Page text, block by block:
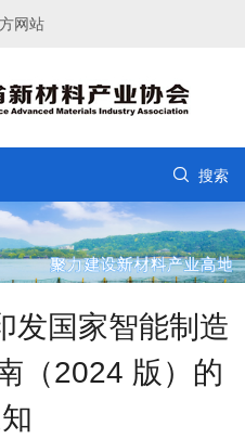
网站
 搜索
发国家智能制造
（2024 版）的